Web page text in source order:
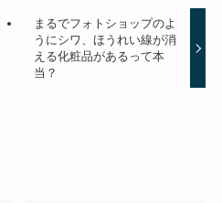
まるでフォトショップのよ
うにシワ、ほうれい線が消
える化粧品があるって本
当？